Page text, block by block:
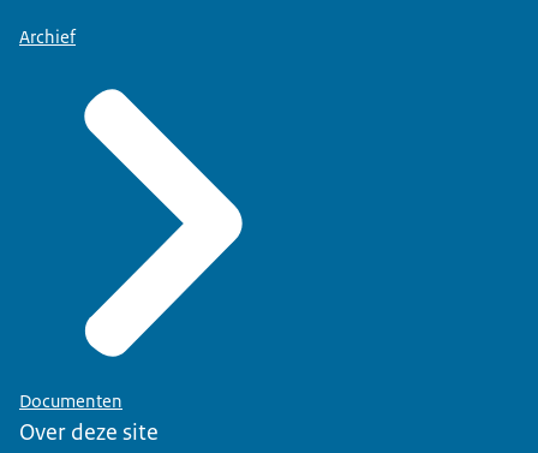
Archief
Documenten
Over deze site